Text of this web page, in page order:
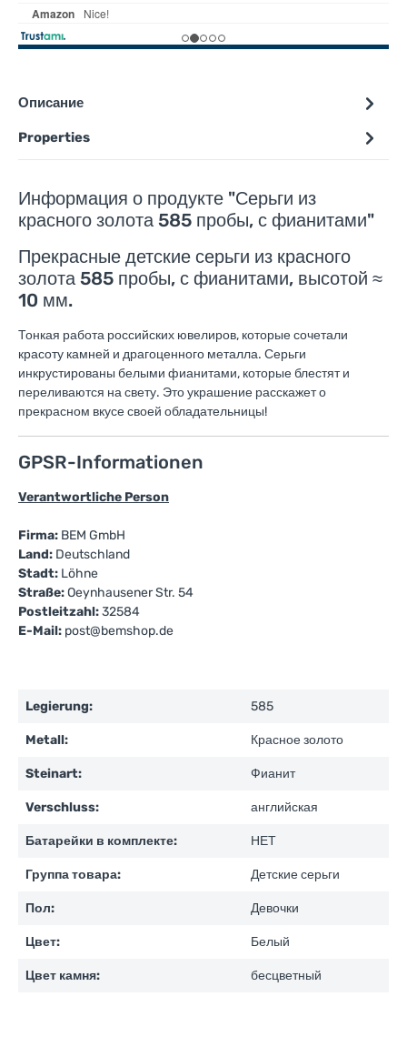
Описание
Properties
Информация о продукте "Серьги из
красного золота 585 пробы, с фианитами"
Прекрасные детские серьги из красного
золота 585 пробы, с фианитами, высотой ≈
10 мм.
Тонкая работа российских ювелиров, которые сочетали
красоту камней и драгоценного металла. Серьги
инкрустированы белыми фианитами, которые блестят и
переливаются на свету. Это украшение расскажет о
прекрасном вкусе своей обладательницы!
GPSR-Informationen
Verantwortliche Person
Firma: BEM GmbH
Land: Deutschland
Stadt: Löhne
Straße:Oeynhausener Str. 54
Postleitzahl:32584
E-Mail: post@bemshop.de
Legierung: 585
Metall: Красное золото
Steinart: Фианит
Verschluss: английская
Батарейки в комплекте: НЕТ
Группа товара: Детские серьги
Пол: Девочки
Цвет: Белый
Цвет камня: бесцветный